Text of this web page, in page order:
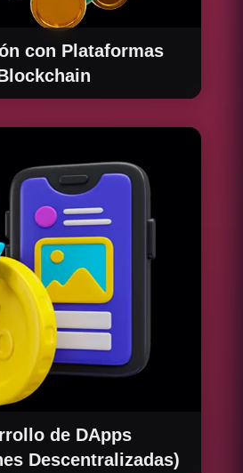
con Plataformas
de smart contracts
desarrollo sin problemas y
eficiente.
de DApps
Descentralizadas)